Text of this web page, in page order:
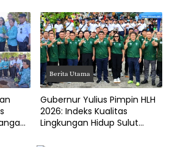
Utara
Berita Utama
Gubernur Yulius Pimpin HLH
2026: Indeks Kualitas
Lingkungan Hidup Sulut